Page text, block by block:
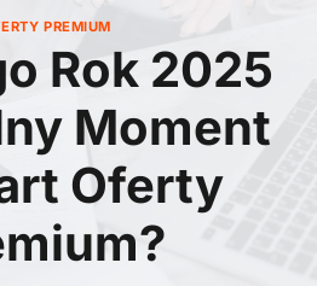
PREMIUM
Rok 2025
Moment
Oferty